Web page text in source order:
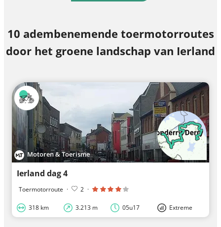
10 adembenemende toermotorroutes
door het groene landschap van Ierland
Motoren & Toerisme
Ierland dag 4
Toermotorroute · 2 ·
318 km 3.213 m 05u17 Extreme